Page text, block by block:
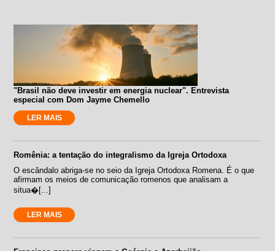
"Brasil não deve investir em energia nuclear". Entrevista
especial com Dom Jayme Chemello
LER MAIS
Romênia: a tentação do integralismo da Igreja Ortodoxa
O escândalo abriga-se no seio da Igreja Ortodoxa Romena. É o que
afirmam os meios de comunicação romenos que analisam a
situa�[...]
LER MAIS